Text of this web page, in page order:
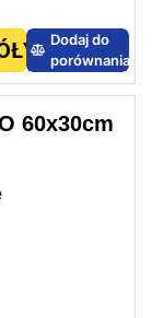
Dodaj do
porównania
60x30cm